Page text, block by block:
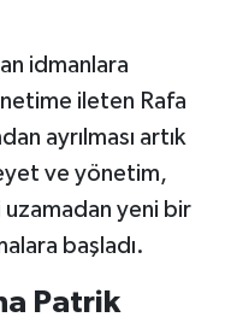
idmanlara
ileten Rafa
ayrılması artık
ve yönetim,
uzamadan yeni bir
başladı.
Patrik